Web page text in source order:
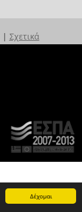
Δέχομαι
| Σχετικά